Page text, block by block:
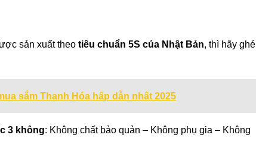
sản xuất theo tiêu chuẩn 5S của Nhật Bản, thì hãy ghé
sắm Thanh Hóa hấp dẫn nhất 2025
3 không: Không chất bảo quản – Không phụ gia – Không